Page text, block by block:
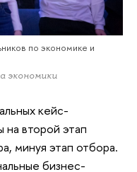
по экономике и
экономики
кейс-
на второй этап
минуя этап отбора.
бизнес-